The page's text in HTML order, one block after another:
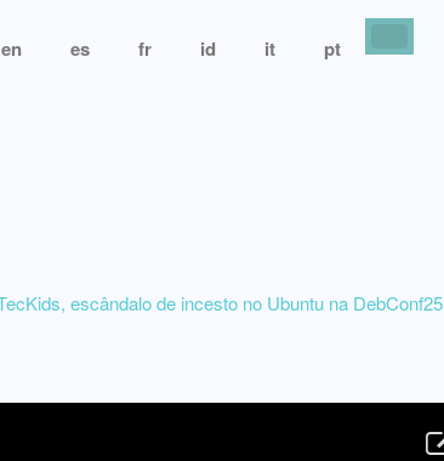
en es fr id it pt
escândalo de incesto no Ubuntu na DebConf25